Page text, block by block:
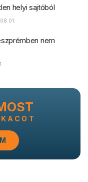
helyi sajtóból
nem